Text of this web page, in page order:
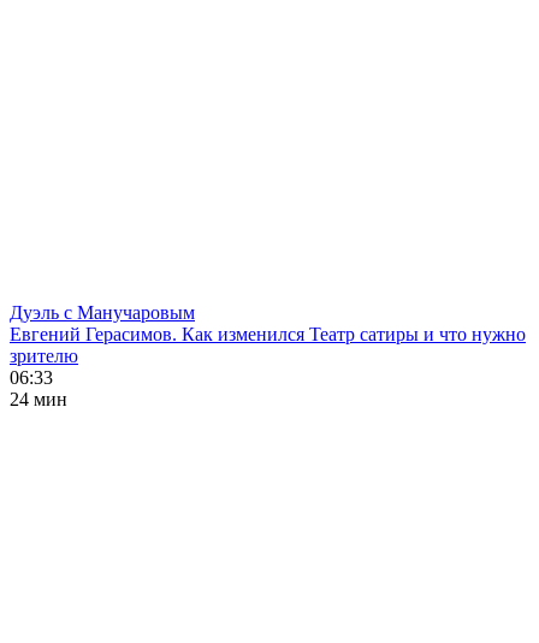
Дуэль с Манучаровым
Евгений Герасимов. Как изменился Театр сатиры и что нужно
зрителю
06:33
24 мин